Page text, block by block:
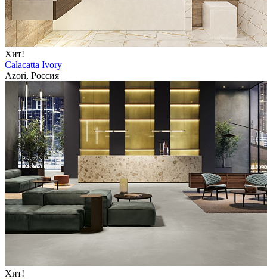
Хит!
Calacatta Ivory
Azori, Россия
Хит!